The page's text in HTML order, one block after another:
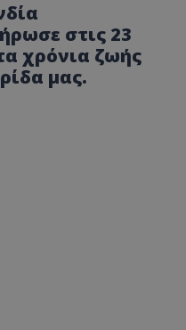
στις 23
χρόνια ζωής
μας.